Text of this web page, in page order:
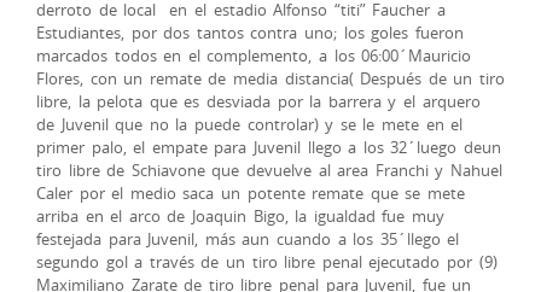
derroto de local en el estadio Alfonso “titi” Faucher a
Estudiantes, por dos tantos contra uno; los goles fueron
marcados todos en el complemento, a los 06:00´Mauricio
Flores, con un remate de media distancia( Después de un tiro
libre, la pelota que es desviada por la barrera y el arquero
de Juvenil que no la puede controlar) y se le mete en el
primer palo, el empate para Juvenil llego a los 32´luego deun
tiro libre de Schiavone que devuelve al area Franchi y Nahuel
Caler por el medio saca un potente remate que se mete
arriba en el arco de Joaquin Bigo, la igualdad fue muy
festejada para Juvenil, más aun cuando a los 35´llego el
segundo gol a través de un tiro libre penal ejecutado por (9)
Maximiliano Zarate de tiro libre penal para Juvenil, fue un